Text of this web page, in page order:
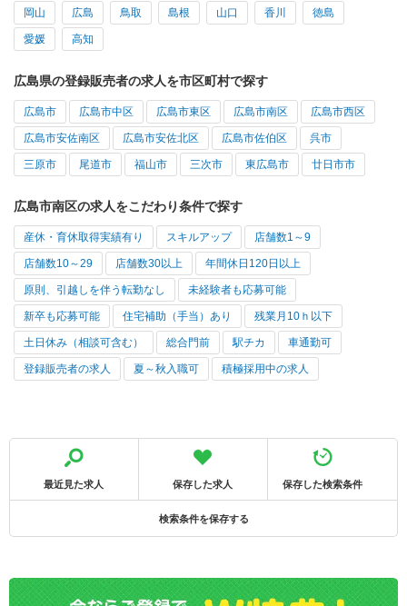
岡山 広島 鳥取 島根 山口 香川 徳島
愛媛 高知
広島県の登録販売者の求人を市区町村で探す
広島市 広島市中区 広島市東区 広島市南区 広島市西区
広島市安佐南区 広島市安佐北区 広島市佐伯区 呉市
三原市 尾道市 福山市 三次市 東広島市 廿日市市
広島市南区の求人をこだわり条件で探す
産休・育休取得実績有り スキルアップ 店舗数1～9
店舗数10～29 店舗数30以上 年間休日120日以上
原則、引越しを伴う転勤なし 未経験者も応募可能
新卒も応募可能 住宅補助（手当）あり 残業月10ｈ以下
土日休み（相談可含む） 総合門前 駅チカ 車通勤可
登録販売者の求人 夏～秋入職可 積極採用中の求人
最近見た求人 保存した求人 保存した検索条件
検索条件を保存する